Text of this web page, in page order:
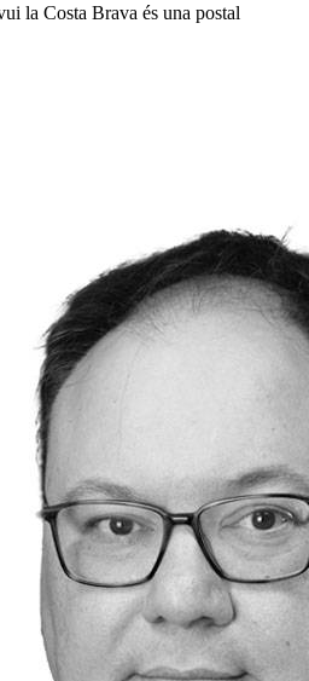
la Costa Brava és una postal